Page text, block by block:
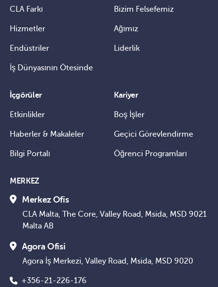
CLA Farkı
Hizmetler
Endüstriler
İş Dünyasının Ötesinde
Bizim Felsefemiz
Ağımız
Liderlik
İçgörüler
Etkinlikler
Haberler & Makaleler
Bilgi Portalı
Kariyer
Boş İşler
Geçici Görevlendirme
Öğrenci Programları
MERKEZ
Merkez Ofis
CLA Malta, The Core, Valley Road, Msida, MSD 9021
Malta AB
Agora Ofisi
Agora İş Merkezi, Valley Road, Msida, MSD 9020
+356-21-226-176